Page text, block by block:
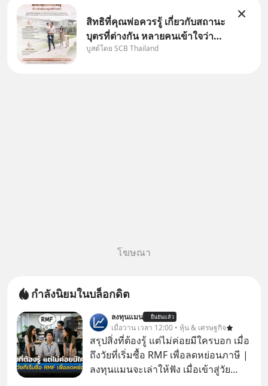
สิทธิที่คุณพ่อควรรู้ เกี่ยวกับสถานะ
บุตรที่ต่างกัน หลายคนเข้าใจว่า
"เมื่อเป็นลูกของพ่อและแม่ ก็ย่อม
บูสต์โดย SCB Thailand
โฆษณา
กำลังนิยมในบล็อกดิต
ลงทุนแมน ยืนยันแล้ว
เมื่อวาน เวลา 12:00 • หุ้น & เศรษฐกิจ
สรุปสิ่งที่ต้องรู้ แต่ไม่ค่อยมีใครบอก เมื่อ
ถึงวัยที่เริ่มซื้อ RMF เพื่อลดหย่อนภาษี |
ลงทุนแมนจะเล่าให้ฟัง เมื่อเข้าสู่วัย